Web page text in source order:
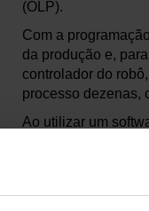
(OLP).
Com a
da produção e,
controlador do
processo dezenas,
Ao utilizar um
trajetórias do robô
robô pode ser